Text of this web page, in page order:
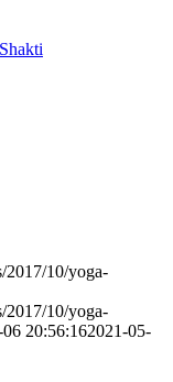
2017/10/yoga-
2017/10/yoga-
20:56:162021-05-